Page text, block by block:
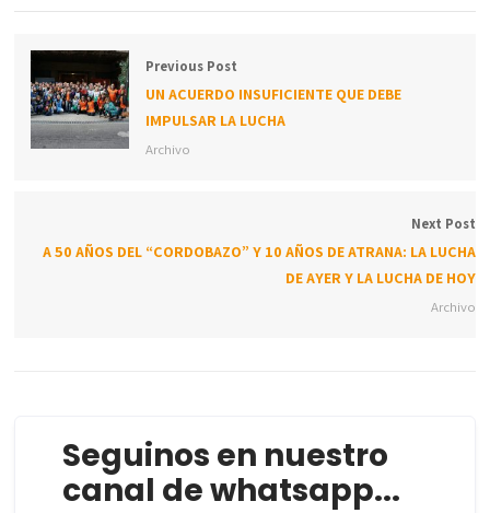
Previous Post
UN ACUERDO INSUFICIENTE QUE DEBE
IMPULSAR LA LUCHA
Archivo
Next Post
A 50 AÑOS DEL “CORDOBAZO” Y 10 AÑOS DE ATRANA: LA LUCHA
DE AYER Y LA LUCHA DE HOY
Archivo
Seguinos en nuestro
canal de whatsapp...